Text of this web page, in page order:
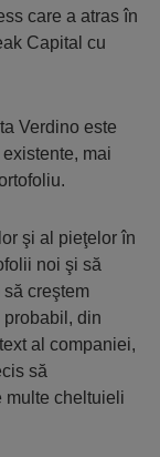
care a atras în
Capital cu
Verdino este
mai
şi al pieţelor în
noi şi să
creştem
din
al companiei,
să
multe cheltuieli